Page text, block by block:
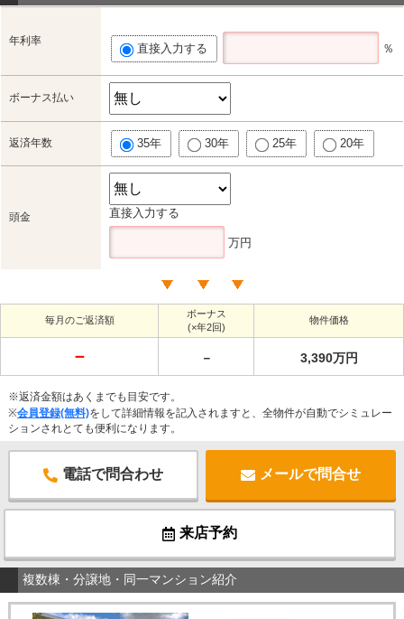
年利率
直接入力する ％
ボーナス払い
返済年数 35年 30年 25年 20年
頭金 直接入力する
万円
毎月のご返済額
ボーナス
(×年2回)
物件価格
－ － 3,390万円
※返済金額はあくまでも目安です。
※会員登録(無料)をして詳細情報を記入されますと、全物件が自動でシミュレー
ションされとても便利になります。
電話で問合わせ メールで問合せ
来店予約
複数棟・分譲地・同一マンション紹介